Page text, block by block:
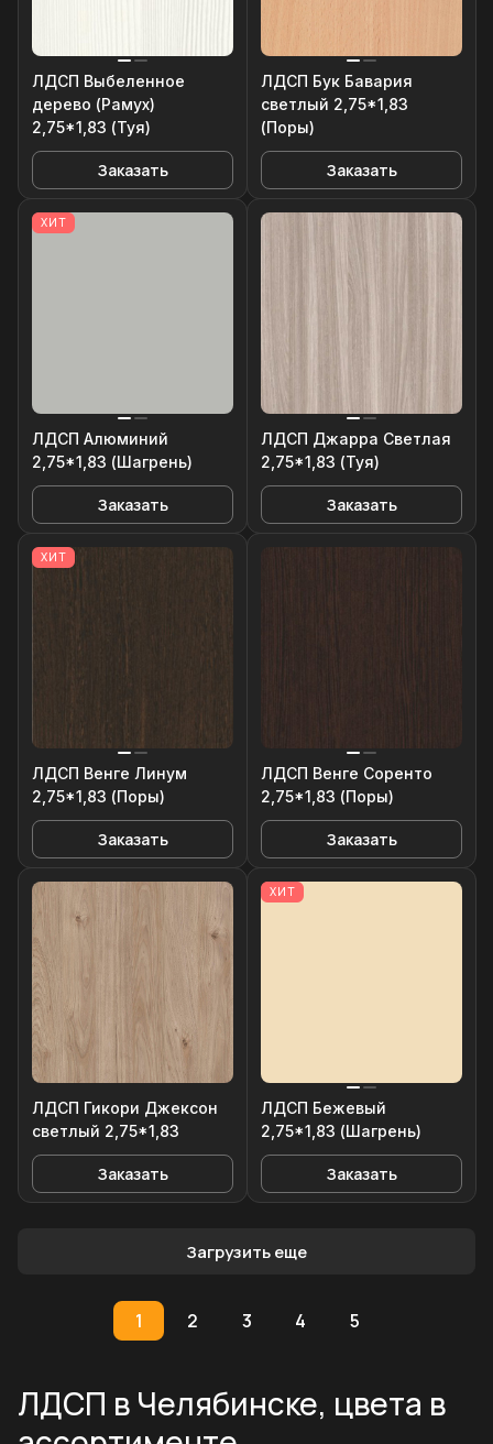
ЛДСП Выбеленное
дерево (Рамух)
2,75*1,83 (Туя)
Заказать
ЛДСП Бук Бавария
светлый 2,75*1,83
(Поры)
Заказать
ХИТ
ЛДСП Алюминий
2,75*1,83 (Шагрень)
Заказать
ЛДСП Джарра Светлая
2,75*1,83 (Туя)
Заказать
ХИТ
ЛДСП Венге Линум
2,75*1,83 (Поры)
Заказать
ЛДСП Венге Соренто
2,75*1,83 (Поры)
Заказать
ЛДСП Гикори Джексон
светлый 2,75*1,83
Заказать
ХИТ
ЛДСП Бежевый
2,75*1,83 (Шагрень)
Заказать
Загрузить еще
1 2 3 4 5
ЛДСП в Челябинске, цвета в